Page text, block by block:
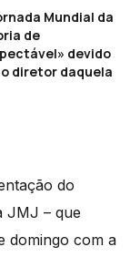
Mundial da
de
devido
diretor daquela
do
JMJ – que
domingo com a